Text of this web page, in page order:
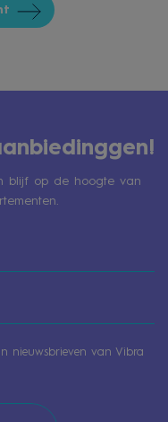
blijf op de hoogte van
nieuwsbrieven van Vibra